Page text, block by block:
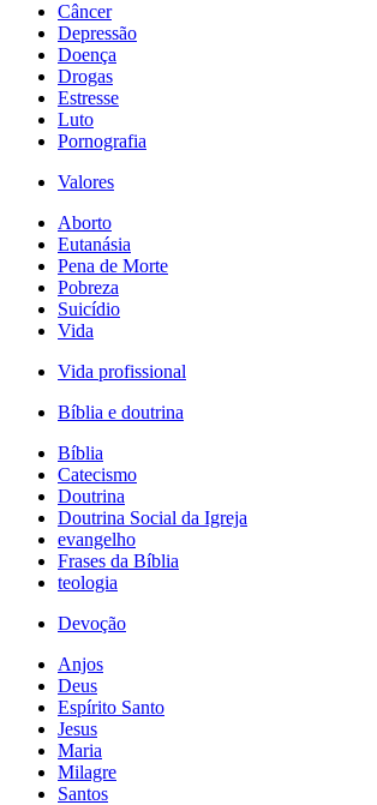
Câncer
Depressão
Doença
Drogas
Estresse
Luto
Pornografia
Valores
Aborto
Eutanásia
Pena de Morte
Pobreza
Suicídio
Vida
Vida profissional
Bíblia e doutrina
Bíblia
Catecismo
Doutrina
Doutrina Social da Igreja
evangelho
Frases da Bíblia
teologia
Devoção
Anjos
Deus
Espírito Santo
Jesus
Maria
Milagre
Santos